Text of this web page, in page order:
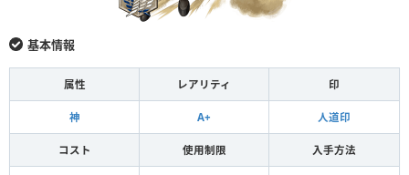
基本情報
属性 レアリティ 印
神 A+ 人道印
コスト 使用制限 入手方法